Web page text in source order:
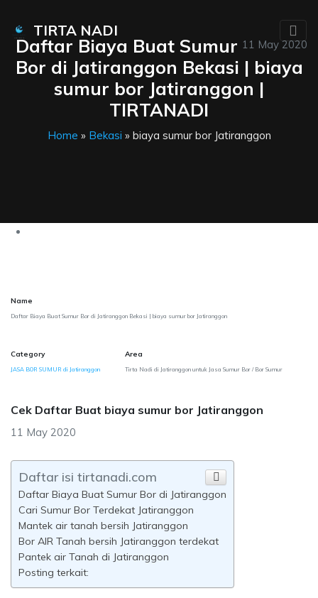
TIRTA NADI
11 May 2020
Daftar Biaya Buat Sumur
Bor di Jatiranggon Bekasi | biaya
sumur bor Jatiranggon |
TIRTANADI
Home » Bekasi » biaya sumur bor Jatiranggon
Name
Daftar Biaya Buat Sumur Bor di Jatiranggon Bekasi | biaya sumur bor Jatiranggon
Category
JASA BOR SUMUR di Jatiranggon
Area
Tirta Nadi di Jatiranggon untuk Jasa Sumur Bor / Bor Sumur
Cek Daftar Buat biaya sumur bor Jatiranggon
11 May 2020
Daftar isi tirtanadi.com
Daftar Biaya Buat Sumur Bor di Jatiranggon
Cari Sumur Bor Terdekat Jatiranggon
Mantek air tanah bersih Jatiranggon
Bor AIR Tanah bersih Jatiranggon terdekat
Pantek air Tanah di Jatiranggon
Posting terkait: